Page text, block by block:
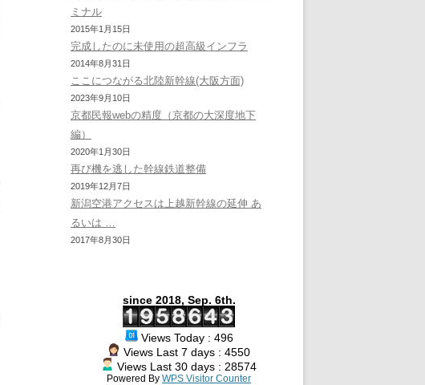
ミナル
2015年1月15日
完成したのに未使用の超高級インフラ
2014年8月31日
ここにつながる北陸新幹線(大阪方面)
2023年9月10日
京都民報webの精度（京都の大深度地下
編）
2020年1月30日
再び機を逃した幹線鉄道整備
2019年12月7日
新潟空港アクセスは上越新幹線の延伸 あ
るいは …
2017年8月30日
since 2018, Sep. 6th.
Views Today : 496
Views Last 7 days : 4550
Views Last 30 days : 28574
Powered By WPS Visitor Counter